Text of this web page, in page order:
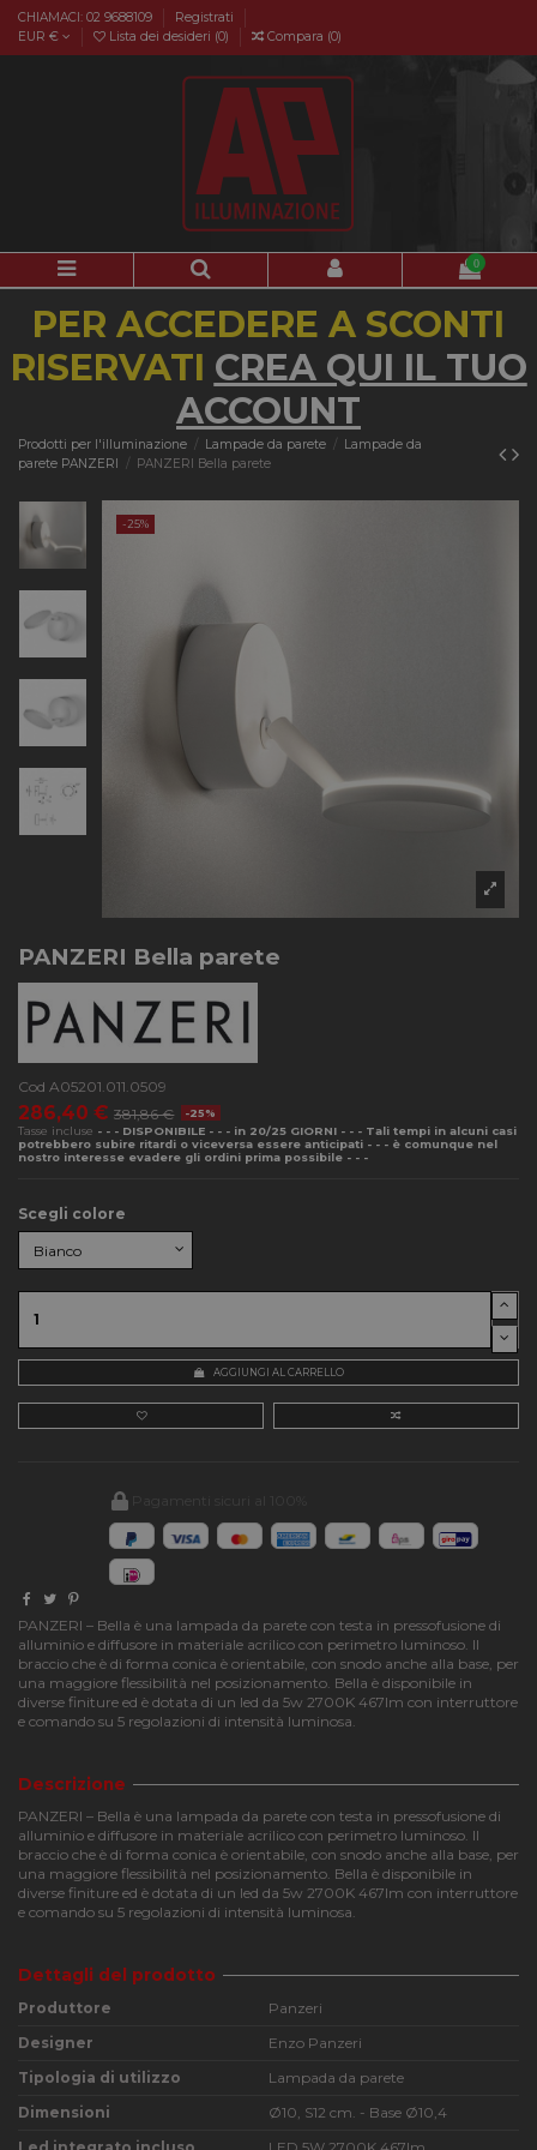
CHIAMACI: 02 9688109
Registrati
EUR €
Lista dei desideri (0) Compara (0)
0
PER ACCEDERE A SCONTI
RISERVATI CREA QUI IL TUO
ACCOUNT
Prodotti per l'illuminazione Lampade da parete
Lampade da
parete PANZERI
PANZERI Bella parete
-25%
PANZERI Bella parete
Cod A05201.011.0509
286,40 € 381,86 €
-25%
Tasse incluse - - - DISPONIBILE - - - in 20/25 GIORNI - - - Tali tempi in alcuni casi
potrebbero subire ritardi o viceversa essere anticipati - - - è comunque nel
nostro interesse evadere gli ordini prima possibile - - -
Scegli colore
AGGIUNGI AL CARRELLO
PANZERI – Bella è una lampada da parete con testa in pressofusione di
alluminio e diffusore in materiale acrilico con perimetro luminoso. Il
braccio che è di forma conica è orientabile, con snodo anche alla base, per
una maggiore flessibilità nel posizionamento. Bella è disponibile in
diverse finiture ed è dotata di un led da 5w 2700K 467lm con interruttore
e comando su 5 regolazioni di intensità luminosa.
Descrizione
PANZERI – Bella è una lampada da parete con testa in pressofusione di
alluminio e diffusore in materiale acrilico con perimetro luminoso. Il
braccio che è di forma conica è orientabile, con snodo anche alla base, per
una maggiore flessibilità nel posizionamento. Bella è disponibile in
diverse finiture ed è dotata di un led da 5w 2700K 467lm con interruttore
e comando su 5 regolazioni di intensità luminosa.
Dettagli del prodotto
Produttore
Panzeri
Designer
Enzo Panzeri
Tipologia di utilizzo
Lampada da parete
Dimensioni
Ø10, S12 cm. - Base Ø10,4